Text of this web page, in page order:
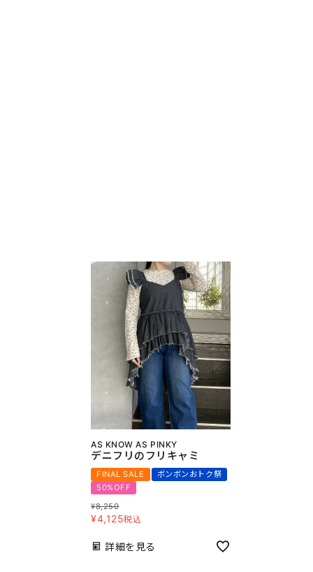
AS KNOW AS PINKY
デニフリのフリキャミ
FINAL SALE
ボンボンおトク祭
50%OFF
¥8,250
¥4,125税込
詳細を見る